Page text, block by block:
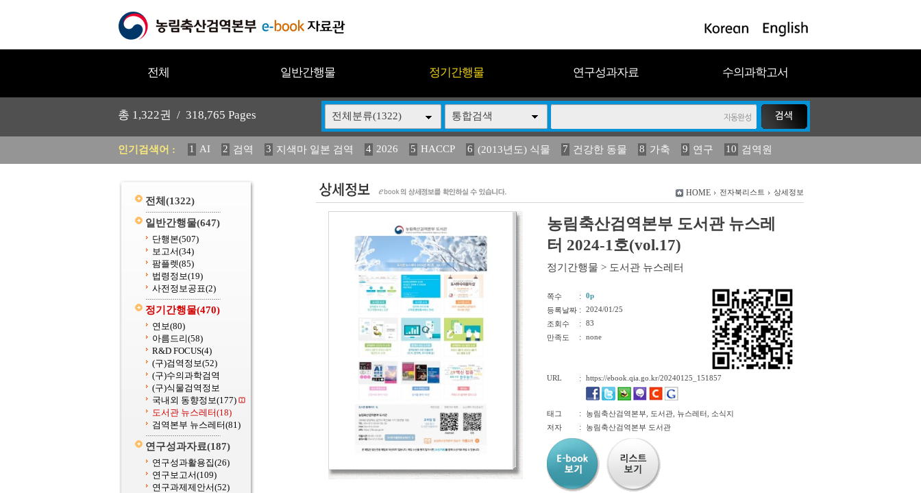
전체 일반간행물 정기간행물 연구성과자료 수의과학고서
총 1,322권 / 318,765 Pages 전체분류(1322) 통합검색
인기검색어 : 1 AI 2 검역 3 지색마 일본 검역 4 2026 5 HACCP 6 (2013년도) 식물 7 건강한 동물 8 가축 9 연구 10 검역원
11 2025 12 중독성 식물 도감 13 媛 異 14 (2013년도) 식 15 구제역 16 관리 17 연보 18 농림수산 19 2023
전체 (1322)
일반간행물(647)
단행본(507)
보고서(34)
팜플렛(85)
법령정보(19)
사전정보공표(2)
정기간행물(470)
연보(80)
아름드리(58)
R&D FOCUS(4)
(구)검역정보(52)
(구)수의과학검역
(구)식물검역정보
국내외 동향정보(177)
도서관 뉴스레터(18)
검역본부 뉴스레터(81)
연구성과자료(187)
연구성과활용집(26)
연구보고서(109)
연구과제제안서(52)
HOME 전자북리스트 상세정보
농림축산검역본부 도서관 뉴스레
터 2024-1호(vol.17)
정기간행물 > 도서관 뉴스레터
쪽수 :
0p
등록날짜 :
2024/01/25
조회수
:
83
만족도
: none
URL : https://ebook.qia.go.kr/20240125_151857
태그 :
농림축산검역본부, 도서관, 뉴스레터, 소식지
저자
: 농림축산검역본부 도서관